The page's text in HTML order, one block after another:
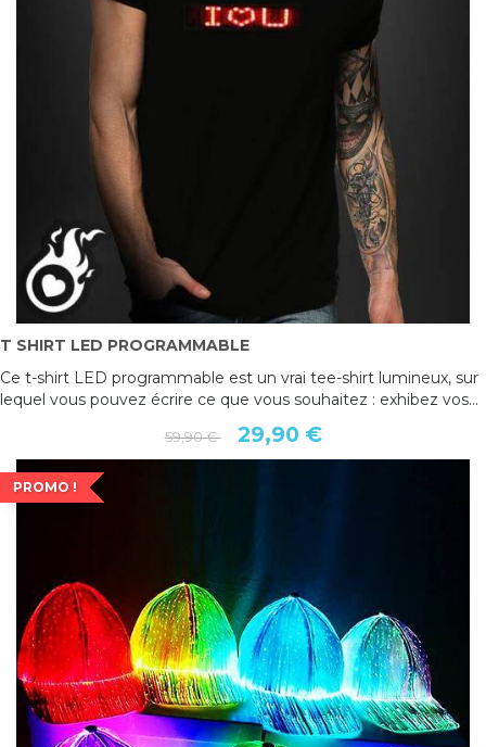
T SHIRT LED PROGRAMMABLE
Ce t-shirt LED programmable est un vrai tee-shirt lumineux, sur
lequel vous pouvez écrire ce que vous souhaitez : exhibez vos...
59,90 € 29,90 €
PROMO !